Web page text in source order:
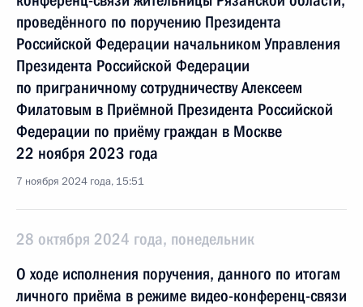
проведённого по поручению Президента
Российской Федерации начальником Управления
Президента Российской Федерации
по приграничному сотрудничеству Алексеем
Филатовым в Приёмной Президента Российской
Федерации по приёму граждан в Москве
22 ноября 2023 года
7 ноября 2024 года, 15:51
28 октября 2024 года, понедельник
О ходе исполнения поручения, данного по итогам
личного приёма в режиме видео-конференц-связи